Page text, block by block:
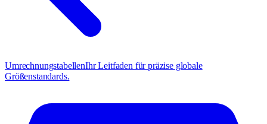
UmrechnungstabellenIhr Leitfaden für präzise globale
Größenstandards.